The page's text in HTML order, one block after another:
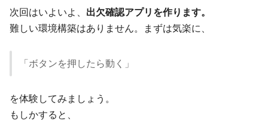
次回はいよいよ、 出欠確認アプリを作ります。
難しい環境構築はありません。まずは気楽に、
「ボタンを押したら動く」
を体験してみましょう。
もしかすると、